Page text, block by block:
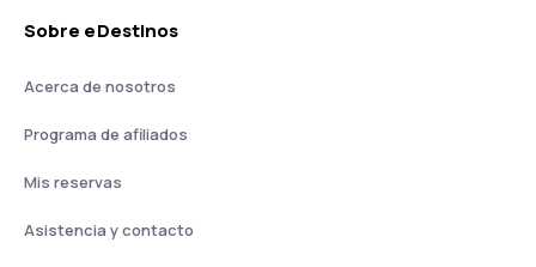
Sobre eDestinos
Acerca de nosotros
Programa de afiliados
Mis reservas
Asistencia y contacto